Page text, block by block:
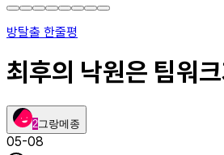
방탈출 한줄평
최후의 낙원은 팀워
2그랑메종
05-08